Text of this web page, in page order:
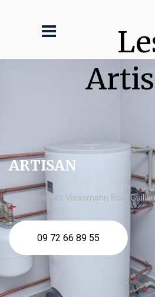
ARTISAN
chaudière gaz Viessmann Bois
09 72 66 89 55